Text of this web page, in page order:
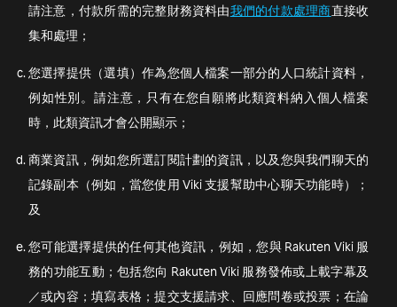
請注意，付款所需的完整財務資料由我們的付款處理商直接收
集和處理；
您選擇提供（選填）作為您個人檔案一部分的人口統計資料，
例如性別。請注意，只有在您自願將此類資料納入個人檔案
時，此類資訊才會公開顯示；
商業資訊，例如您所選訂閱計劃的資訊，以及您與我們聊天的
記錄副本（例如，當您使用 Viki 支援幫助中心聊天功能時）；
及
您可能選擇提供的任何其他資訊，例如，您與 Rakuten Viki 服
務的功能互動；包括您向 Rakuten Viki 服務發佈或上載字幕及
／或內容；填寫表格；提交支援請求、回應問卷或投票；在論